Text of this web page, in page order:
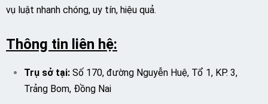
vụ luật nhanh chóng, uy tín, hiệu quả.
Thông tin liên hệ:
Trụ sở tại: Số 170, đường Nguyễn Huệ, Tổ 1, KP. 3,
Trảng Bom, Đồng Nai